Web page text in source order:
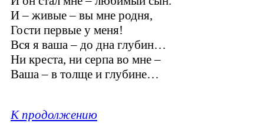
И – живые – вы мне родня,
Гости первые у меня!
Вся я ваша – до дна глубин…
Ни креста, ни серпа во мне –
Ваша – в толще и глубине…
К продолжению